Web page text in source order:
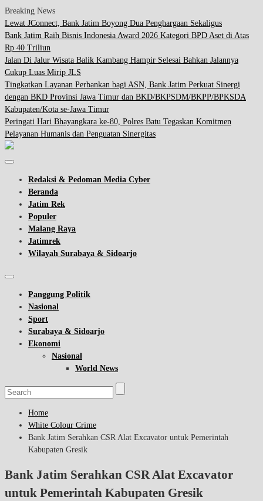
Breaking News
Lewat JConnect, Bank Jatim Boyong Dua Penghargaan Sekaligus
Bank Jatim Raih Bisnis Indonesia Award 2026 Kategori BPD Aset di Atas
Rp 40 Triliun
Jalan Di Jalur Wisata Balik Kambang Hampir Selesai Bahkan Jalannya
Cukup Luas Mirip JLS
Tingkatkan Layanan Perbankan bagi ASN, Bank Jatim Perkuat Sinergi
dengan BKD Provinsi Jawa Timur dan BKD/BKPSDM/BKPP/BPKSDA
Kabupaten/Kota se-Jawa Timur
Peringati Hari Bhayangkara ke-80, Polres Batu Tegaskan Komitmen
Pelayanan Humanis dan Penguatan Sinergitas
Redaksi & Pedoman Media Cyber
Beranda
Jatim Rek
Populer
Malang Raya
Jatimrek
Wilayah Surabaya & Sidoarjo
Panggung Politik
Nasional
Sport
Surabaya & Sidoarjo
Ekonomi
Nasional
World News
Home
White Colour Crime
Bank Jatim Serahkan CSR Alat Excavator untuk Pemerintah
Kabupaten Gresik
Bank Jatim Serahkan CSR Alat Excavator
untuk Pemerintah Kabupaten Gresik